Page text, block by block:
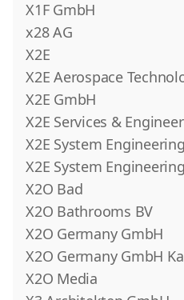
X1F GmbH
x28 AG
X2E
X2E Aerospace
X2E GmbH
X2E Services &
X2E System
X2E System
X2O Bad
X2O Bathrooms BV
X2O Germany GmbH
X2O Germany GmbH
X2O Media